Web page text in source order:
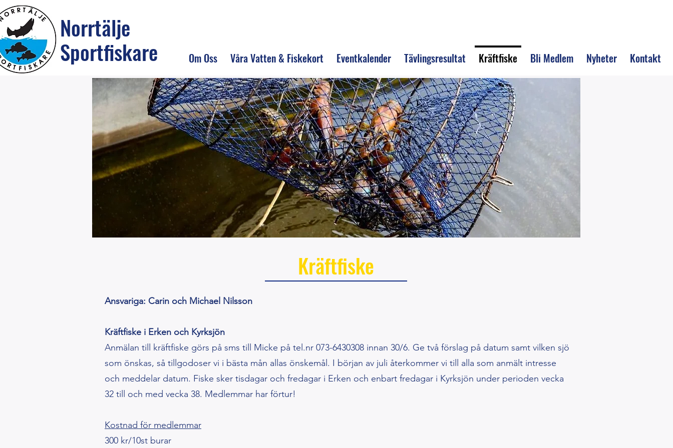
Norrtälje
Sportfiskare
Om Oss Våra Vatten & Fiskekort Eventkalender Tävlingsresultat Kräftfiske Bli Medlem Nyheter Kontakt
Kräftfiske
Ansvariga: Carin och Michael Nilsson
Kräftfiske i Erken och Kyrksjön
Anmälan till kräftfiske görs på sms till Micke på tel.nr 073-6430308 innan 30/6. Ge två förslag på datum samt vilken sjö
som önskas, så tillgodoser vi i bästa mån allas önskemål. I början av juli återkommer vi till alla som anmält intresse
och meddelar datum. Fiske sker tisdagar och fredagar i Erken och enbart fredagar i Kyrksjön under perioden vecka
32 till och med vecka 38. Medlemmar har förtur!
Kostnad för medlemmar
300 kr/10st burar